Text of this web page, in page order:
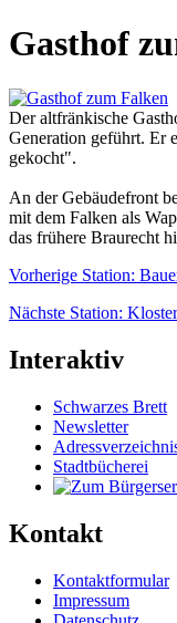
Gasthof
Der altfränkische
Generation geführt. Er
gekocht".
An der Gebäudefront
mit dem Falken als
das frühere Braurecht
Vorherige Station:
Nächste Station:
Interaktiv
Schwarzes Brett
Newsletter
Stadtbücherei
Kontakt
Kontaktformular
Impressum